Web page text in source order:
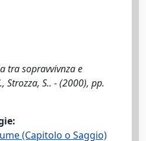
tra sopravvivnza e
Strozza, S.. - (2000), pp.
(Capitolo o Saggio)